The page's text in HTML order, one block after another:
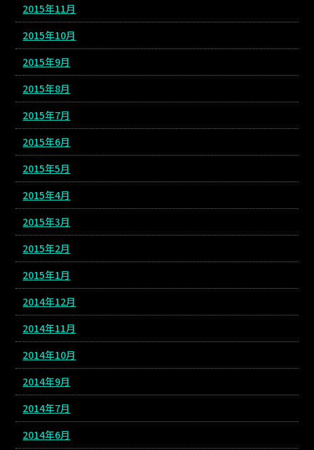
2015年11月
2015年10月
2015年9月
2015年8月
2015年7月
2015年6月
2015年5月
2015年4月
2015年3月
2015年2月
2015年1月
2014年12月
2014年11月
2014年10月
2014年9月
2014年7月
2014年6月